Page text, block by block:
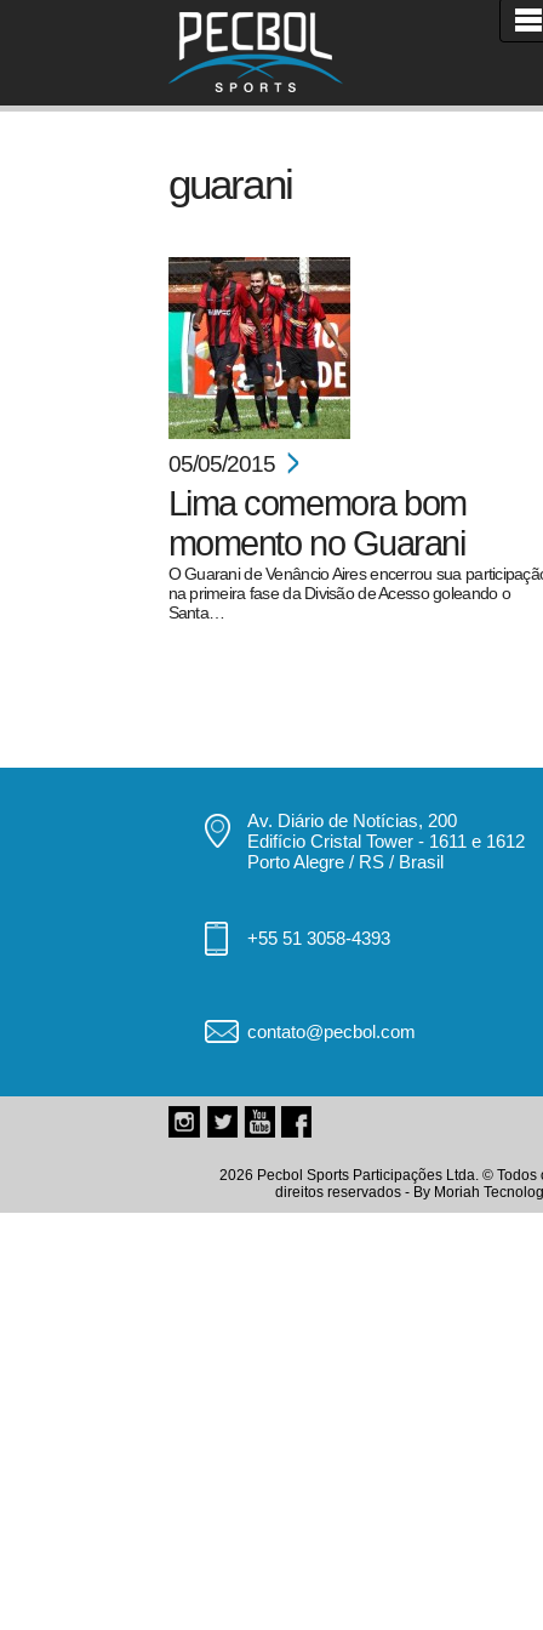
pecbol.com
guarani
05/05/2015
Lima comemora bom
momento no Guarani
O Guarani de Venâncio Aires encerrou sua
na primeira fase da Divisão de Acesso goleando o
Santa…
Av. Diário de Notícias, 200
Edifício Cristal Tower - 1611 e 1612
Porto Alegre / RS / Brasil
+55 51 3058-4393
contato@pecbol.com
2026 Pecbol Sports Participações Ltda. © Todos
direitos reservados - By Moriah